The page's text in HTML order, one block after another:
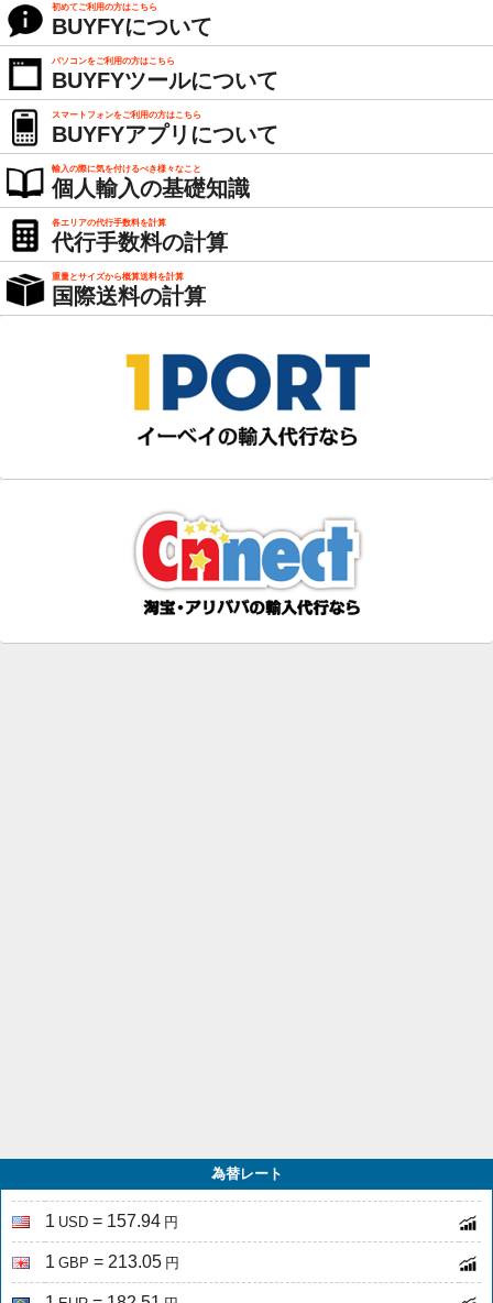
初めてご利用の方はこちら
BUYFYについて
パソコンをご利用の方はこちら
BUYFYツールについて
スマートフォンをご利用の方はこちら
BUYFYアプリについて
輸入の際に気を付けるべき様々なこと
個人輸入の基礎知識
各エリアの代行手数料を計算
代行手数料の計算
重量とサイズから概算送料を計算
国際送料の計算
為替レート
1 USD = 157.94 円
1 GBP = 213.05 円